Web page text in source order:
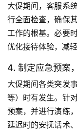
大促期间，客服系
行全面检查，确保
工作的根基。必要
优化接待体验，减
4. 制定应急预案
大促期间各类突发
等）时有发生。针
预案，并进行演练
延迟时的安抚话术